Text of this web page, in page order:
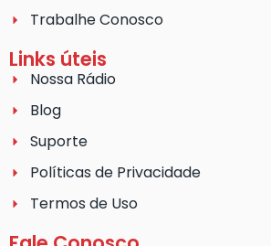
Trabalhe Conosco
Links úteis
Nossa Rádio
Blog
Suporte
Políticas de Privacidade
Termos de Uso